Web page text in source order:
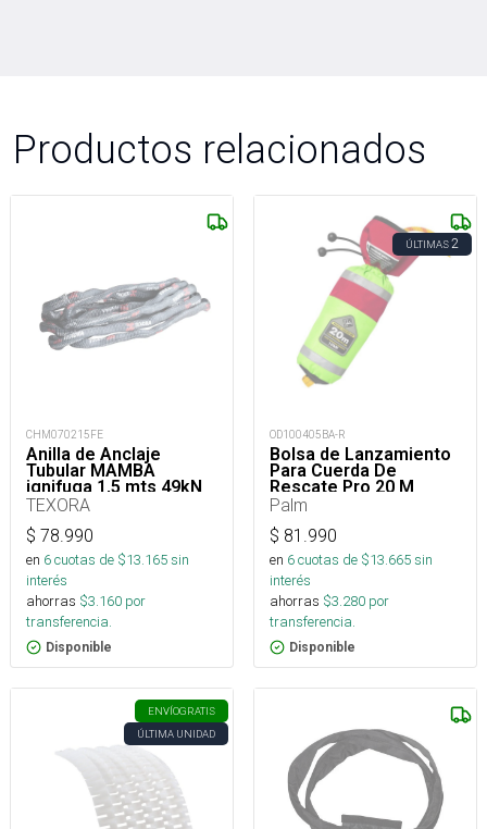
Productos relacionados
CHM070215FE
Anilla de Anclaje
Tubular MAMBA
ignifuga 1,5 mts 49kN
TEXORA
$ 78.990
en 6cuotas de $13.165sin
interés
ahorras $3.160 por
transferencia.
Disponible
ÚLTIMAS2
OD100405BA-R
Bolsa de Lanzamiento
Para Cuerda De
Rescate Pro 20 M
Palm
$ 81.990
en 6cuotas de $13.665sin
interés
ahorras $3.280 por
transferencia.
Disponible
ENVÍOGRATIS
ÚLTIMA UNIDAD